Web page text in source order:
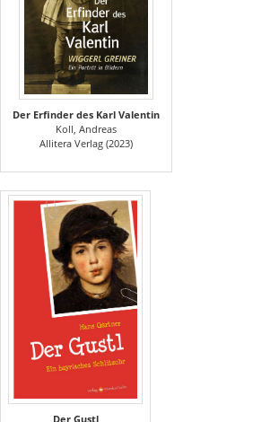
Der Erfinder des Karl Valentin
Koll, Andreas
Allitera Verlag (2023)
Der Gustl